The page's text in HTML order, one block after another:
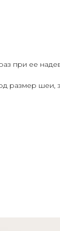
при ее
размер шеи,